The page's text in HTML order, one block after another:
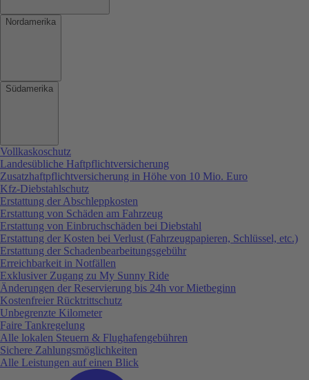
Nordamerika
Südamerika
Vollkaskoschutz
Landesübliche Haftpflichtversicherung
Zusatzhaftpflichtversicherung in Höhe von 10 Mio. Euro
Kfz-Diebstahlschutz
Erstattung der Abschleppkosten
Erstattung von Schäden am Fahrzeug
Erstattung von Einbruchschäden bei Diebstahl
Erstattung der Kosten bei Verlust (Fahrzeugpapieren, Schlüssel, etc.)
Erstattung der Schadenbearbeitungsgebühr
Erreichbarkeit in Notfällen
Exklusiver Zugang zu My Sunny Ride
Änderungen der Reservierung bis 24h vor Mietbeginn
Kostenfreier Rücktrittschutz
Unbegrenzte Kilometer
Faire Tankregelung
Alle lokalen Steuern & Flughafengebühren
Sichere Zahlungsmöglichkeiten
Alle Leistungen auf einen Blick